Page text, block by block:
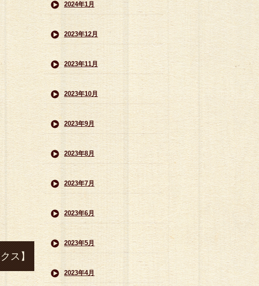
ス】
2024年1月
2023年12月
2023年11月
2023年10月
2023年9月
2023年8月
2023年7月
2023年6月
2023年5月
2023年4月